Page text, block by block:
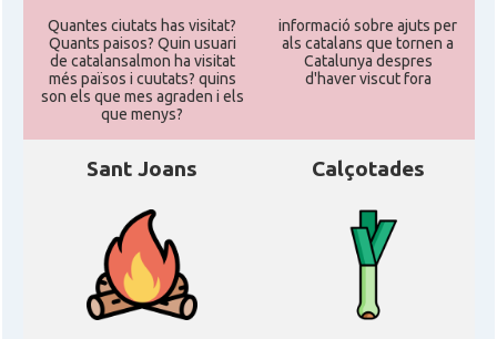
Quantes ciutats has visitat?
Quants paisos? Quin usuari
de catalansalmon ha visitat
més països i cuutats? quins
son els que mes agraden i els
que menys?
informació sobre ajuts per
als catalans que tornen a
Catalunya despres
d'haver viscut fora
Sant Joans Calçotades